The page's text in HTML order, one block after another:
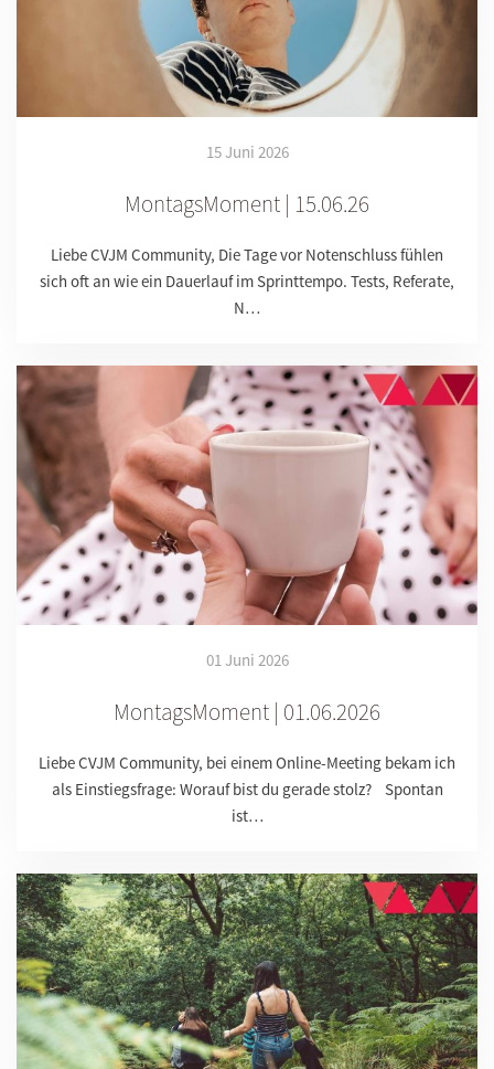
15 Juni 2026
MontagsMoment | 15.06.26
Liebe CVJM Community, Die Tage vor Notenschluss fühlen
sich oft an wie ein Dauerlauf im Sprinttempo. Tests, Referate,
N…
01 Juni 2026
MontagsMoment | 01.06.2026
Liebe CVJM Community, bei einem Online-Meeting bekam ich
als Einstiegsfrage: Worauf bist du gerade stolz? Spontan
ist…